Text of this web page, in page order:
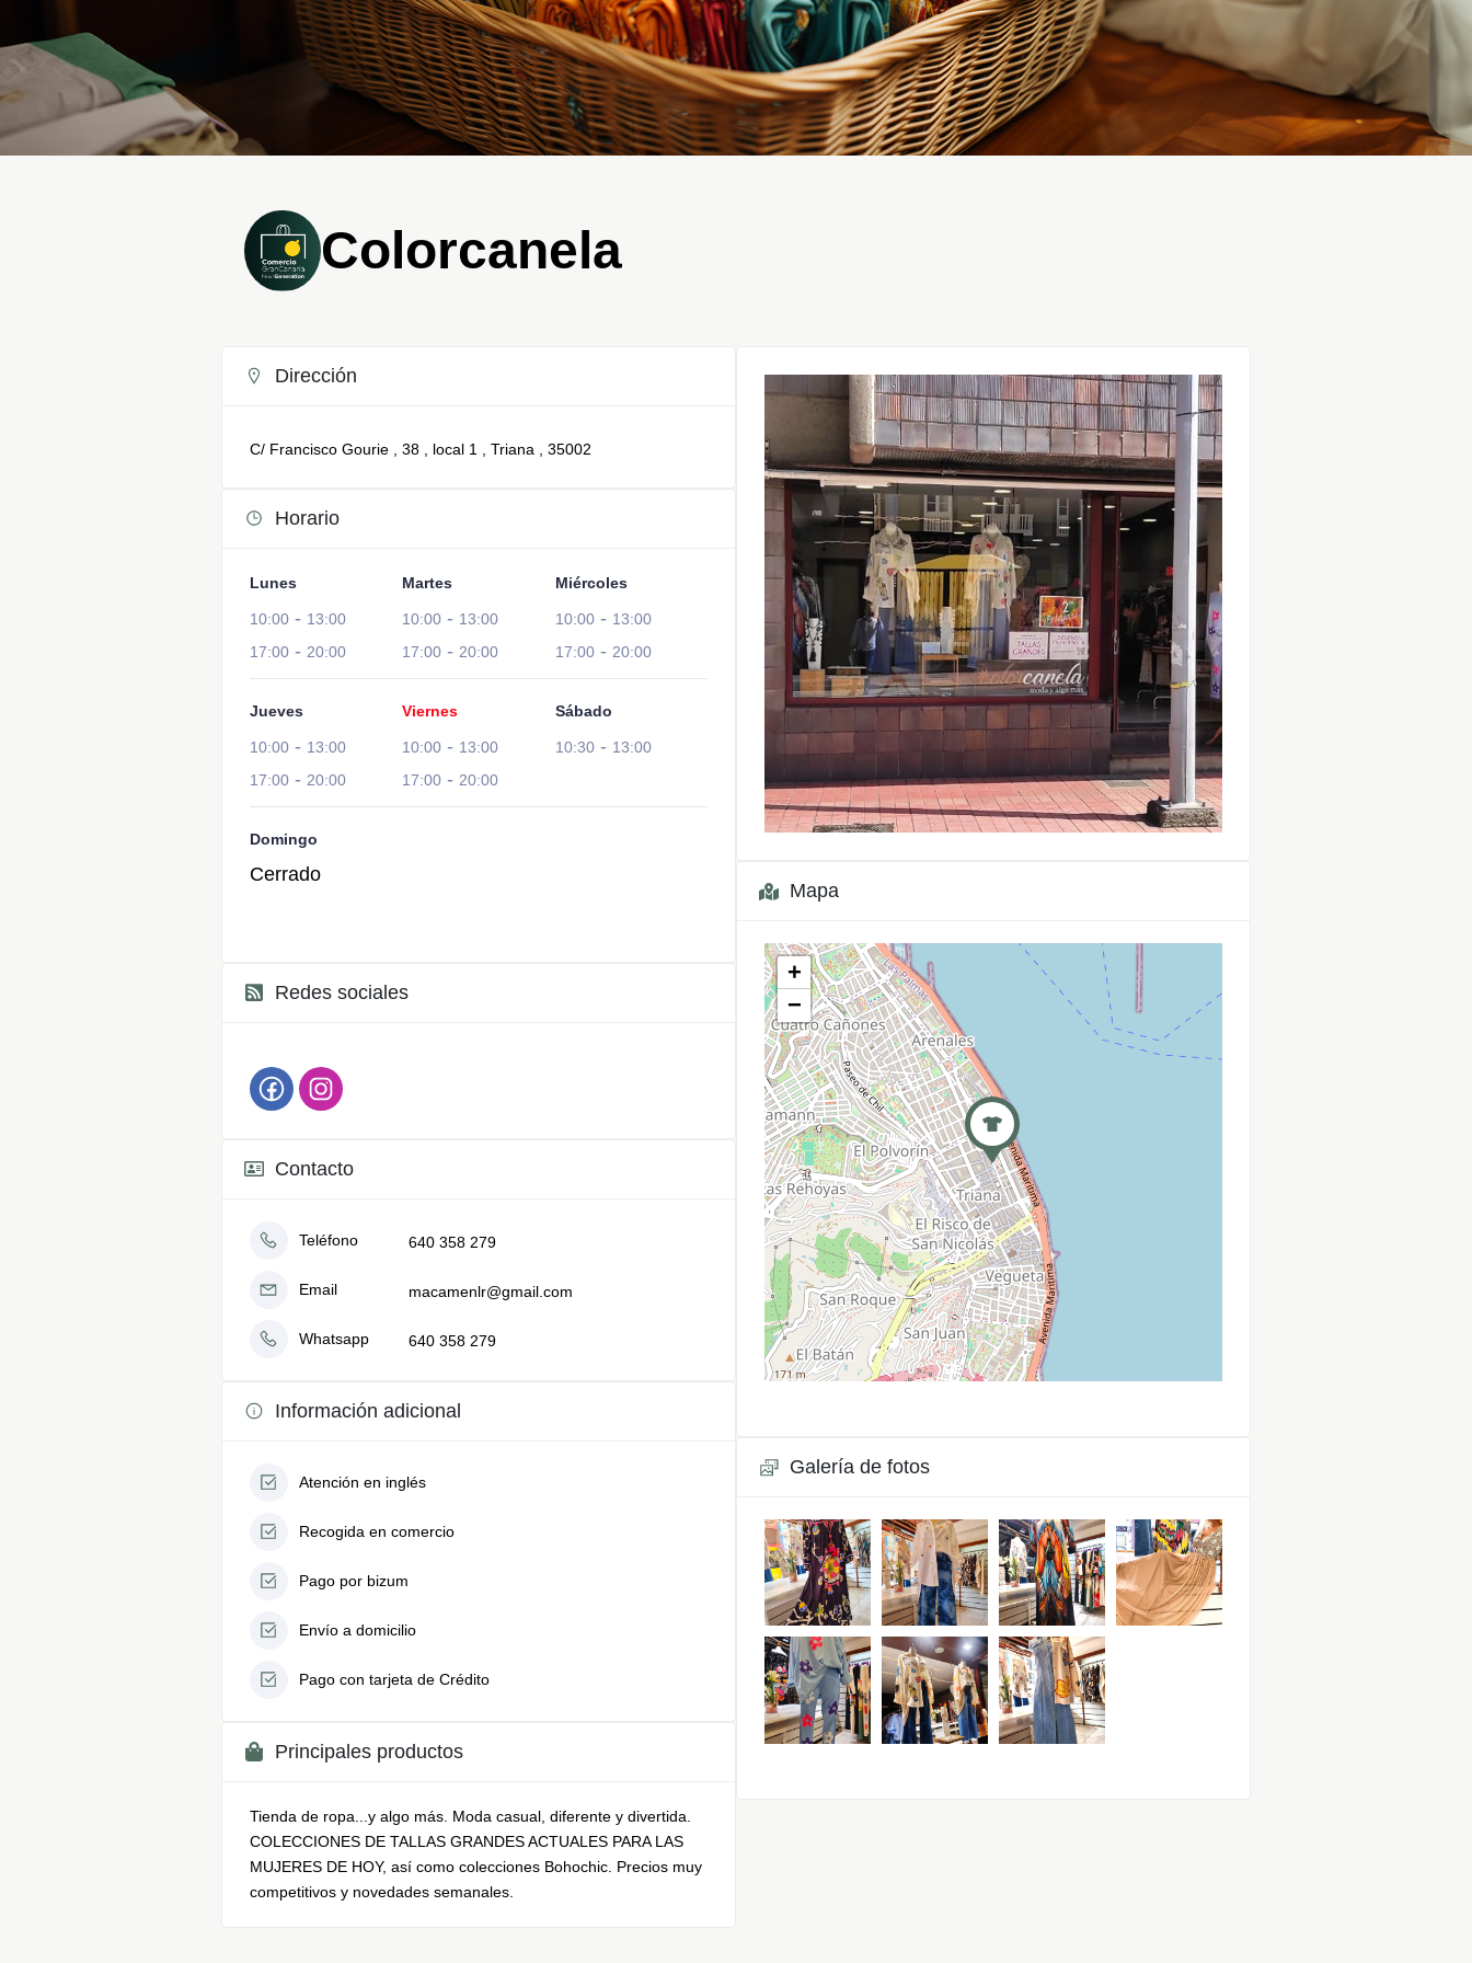
Colorcanela
Dirección
C/ Francisco Gourie , 38 , local 1 , Triana , 35002
Horario
Lunes
10:00- 13:00
17:00- 20:00
Martes
10:00 - 13:00
17:00 - 20:00
Miércoles
10:00- 13:00
17:00- 20:00
Jueves
10:00- 13:00
17:00- 20:00
Viernes
10:00 - 13:00
17:00 - 20:00
Sábado
10:30- 13:00
Domingo
Cerrado
Redes sociales
Contacto
Teléfono 640 358 279
Email macamenlr@gmail.com
Whatsapp 640 358 279
Información adicional
Atención en inglés
Recogida en comercio
Pago por bizum
Envío a domicilio
Pago con tarjeta de Crédito
Principales productos
Tienda de ropa...y algo más. Moda casual, diferente y divertida.
COLECCIONES DE TALLAS GRANDES ACTUALES PARA LAS
MUJERES DE HOY, así como colecciones Bohochic. Precios muy
competitivos y novedades semanales.
Mapa
+
−
Galería de fotos